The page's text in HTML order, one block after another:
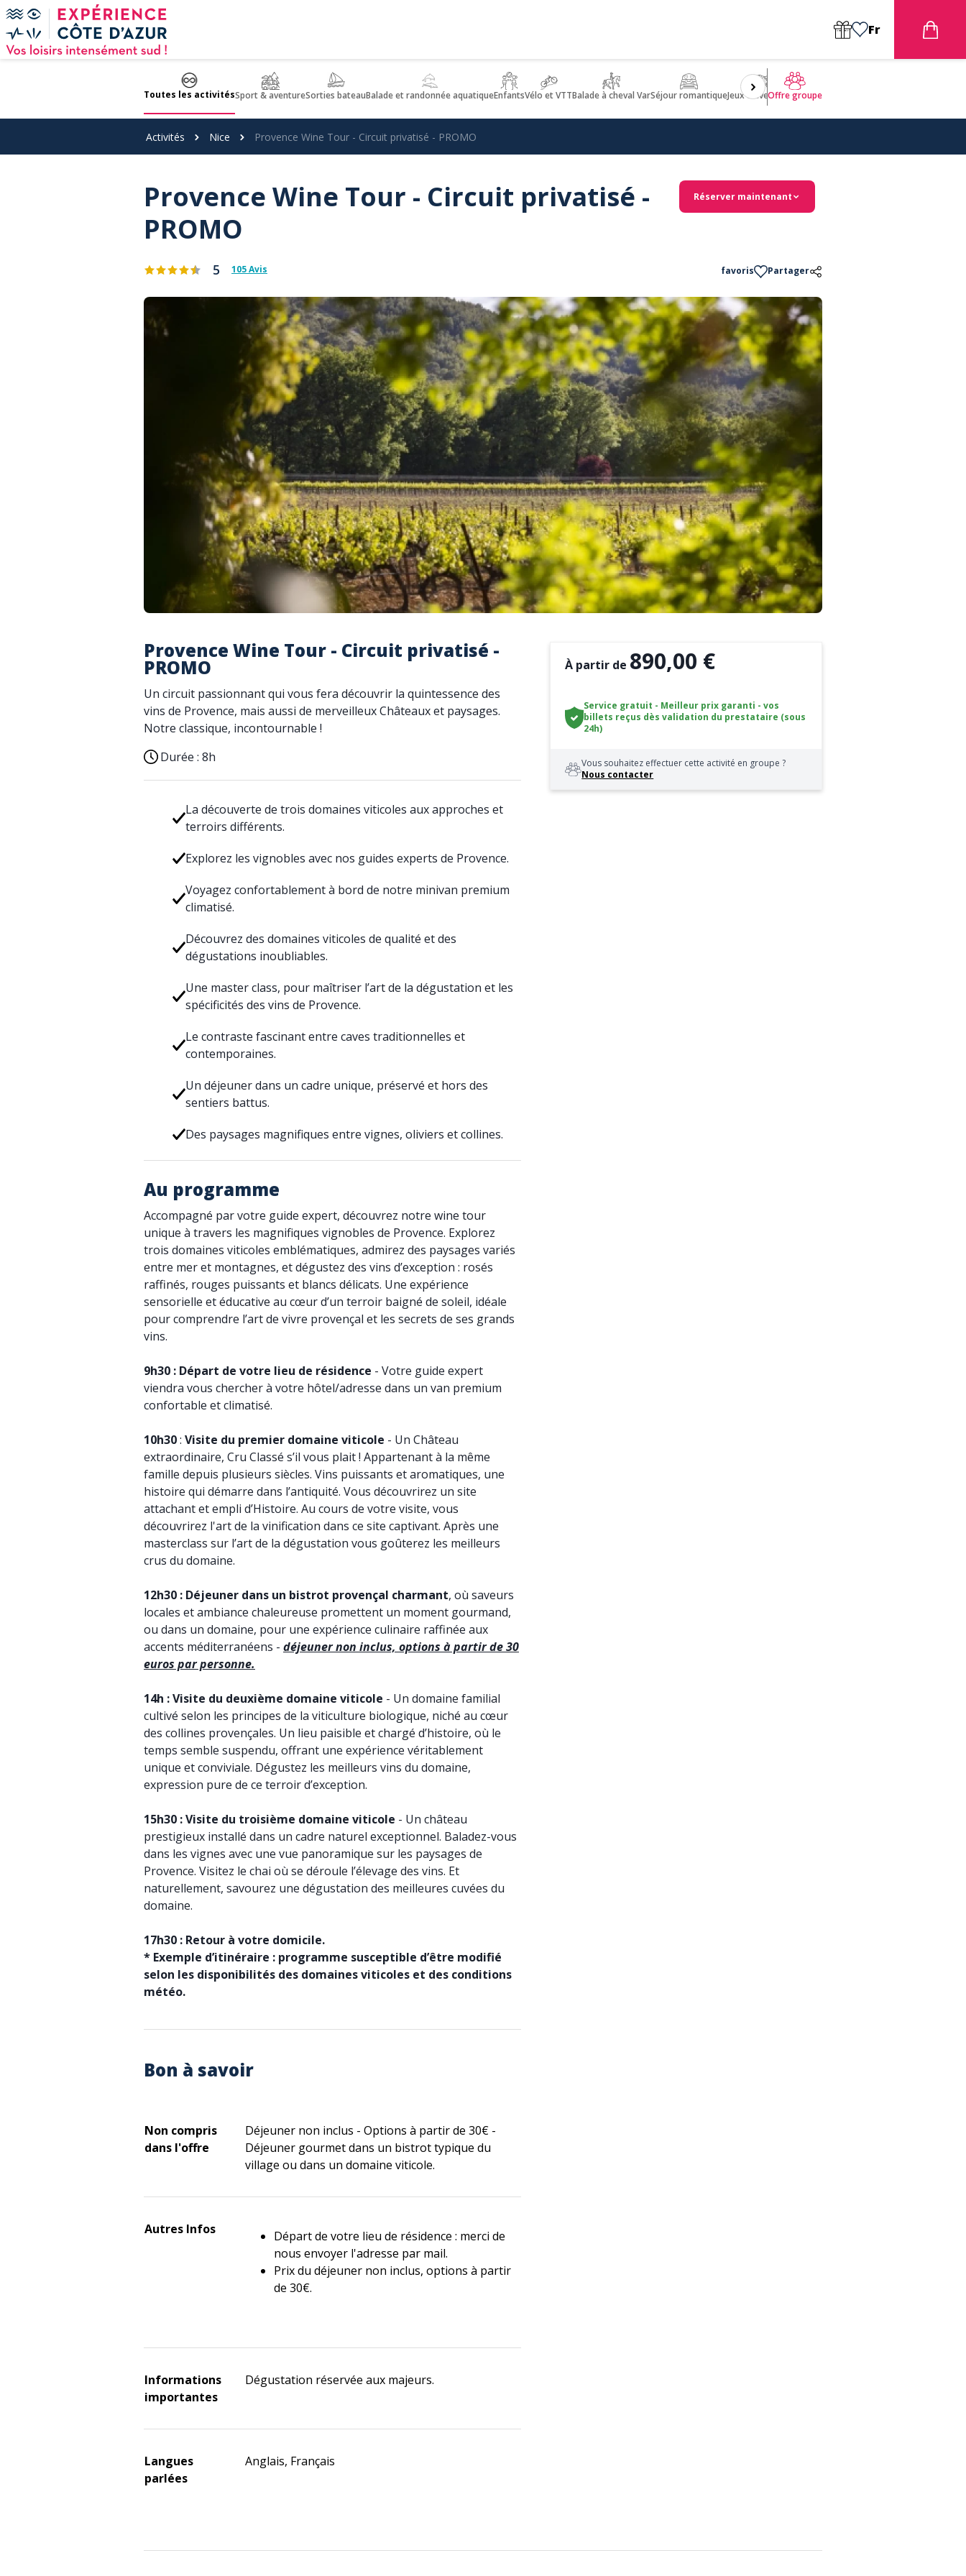
Panneau de gestion des cookies
Fr
Toutes les activitésSport & aventureSorties bateauBalade et randonnée aquatiqueEnfantsVélo et VTTBalade à cheval VarSéjour romantiqueJeux d'aventuresBien être
Offre groupe
Activités Nice Provence Wine Tour - Circuit privatisé - PROMO
Provence Wine Tour - Circuit privatisé -
PROMO
Réserver maintenant
5 105 Avis favoris Partager
Provence Wine Tour - Circuit privatisé -
PROMO
Un circuit passionnant qui vous fera découvrir la quintessence des
vins de Provence, mais aussi de merveilleux Châteaux et paysages.
Notre classique, incontournable !
Durée : 8h
La découverte de trois domaines viticoles aux approches et
terroirs différents.
Explorez les vignobles avec nos guides experts de Provence.
Voyagez confortablement à bord de notre minivan premium
climatisé.
Découvrez des domaines viticoles de qualité et des
dégustations inoubliables.
Une master class, pour maîtriser l’art de la dégustation et les
spécificités des vins de Provence.
Le contraste fascinant entre caves traditionnelles et
contemporaines.
Un déjeuner dans un cadre unique, préservé et hors des
sentiers battus.
Des paysages magnifiques entre vignes, oliviers et collines.
Au programme
Accompagné par votre guide expert, découvrez notre wine tour
unique à travers les magnifiques vignobles de Provence. Explorez
trois domaines viticoles emblématiques, admirez des paysages variés
entre mer et montagnes, et dégustez des vins d’exception : rosés
raffinés, rouges puissants et blancs délicats. Une expérience
sensorielle et éducative au cœur d’un terroir baigné de soleil, idéale
pour comprendre l’art de vivre provençal et les secrets de ses grands
vins.
9h30 : Départ de votre lieu de résidence - Votre guide expert
viendra vous chercher à votre hôtel/adresse dans un van premium
confortable et climatisé.
10h30: Visite du premier domaine viticole - Un Château
extraordinaire, Cru Classé s’il vous plait ! Appartenant à la même
famille depuis plusieurs siècles. Vins puissants et aromatiques, une
histoire qui démarre dans l’antiquité. Vous découvrirez un site
attachant et empli d’Histoire. Au cours de votre visite, vous
découvrirez l'art de la vinification dans ce site captivant. Après une
masterclass sur l’art de la dégustation vous goûterez les meilleurs
crus du domaine.
12h30 : Déjeuner dans un bistrot provençal charmant, où saveurs
locales et ambiance chaleureuse promettent un moment gourmand,
ou dans un domaine, pour une expérience culinaire raffinée aux
accents méditerranéens - déjeuner non inclus, options à partir de 30
euros par personne.
14h :Visite du deuxième domaine viticole - Un domaine familial
cultivé selon les principes de la viticulture biologique, niché au cœur
des collines provençales. Un lieu paisible et chargé d’histoire, où le
temps semble suspendu, offrant une expérience véritablement
unique et conviviale. Dégustez les meilleurs vins du domaine,
expression pure de ce terroir d’exception.
15h30 :Visite du troisième domaine viticole - Un château
prestigieux installé dans un cadre naturel exceptionnel. Baladez-vous
dans les vignes avec une vue panoramique sur les paysages de
Provence. Visitez le chai où se déroule l’élevage des vins. Et
naturellement, savourez une dégustation des meilleures cuvées du
domaine.
17h30 : Retour à votre domicile.
* Exemple d’itinéraire : programme susceptible d’être modifié
selon les disponibilités des domaines viticoles et des conditions
météo.
Bon à savoir
Non compris
dans l'offre
Déjeuner non inclus - Options à partir de 30€ -
Déjeuner gourmet dans un bistrot typique du
village ou dans un domaine viticole.
Autres Infos
Départ de votre lieu de résidence : merci de
nous envoyer l'adresse par mail.
Prix du déjeuner non inclus, options à partir
de 30€.
Informations
importantes
Dégustation réservée aux majeurs.
Langues
parlées
Anglais, Français
À partir de 890,00 €
Service gratuit - Meilleur prix garanti - vos
billets reçus dès validation du prestataire (sous
24h)
Vous souhaitez effectuer cette activité en groupe ?
Nous contacter